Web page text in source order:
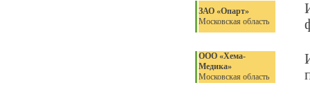
ЗАО «Опарт»
Московская область
ООО «Хема-
Медика»
Московская область